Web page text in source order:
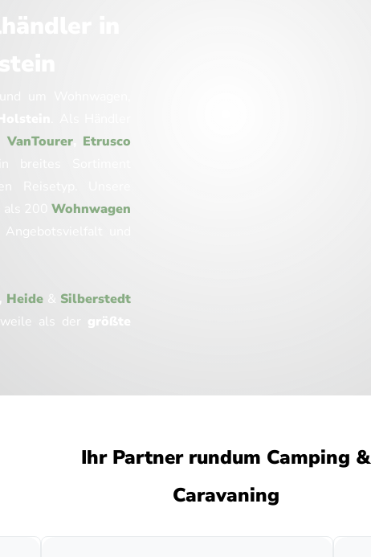
in
um Wohnwagen,
VanTourer Etrusco
Sortiment
Reisetyp. Unsere
200 Wohnwagen
und
, Heide & Silberstedt
als der
Ihr Partner rundum Camping &
Caravaning